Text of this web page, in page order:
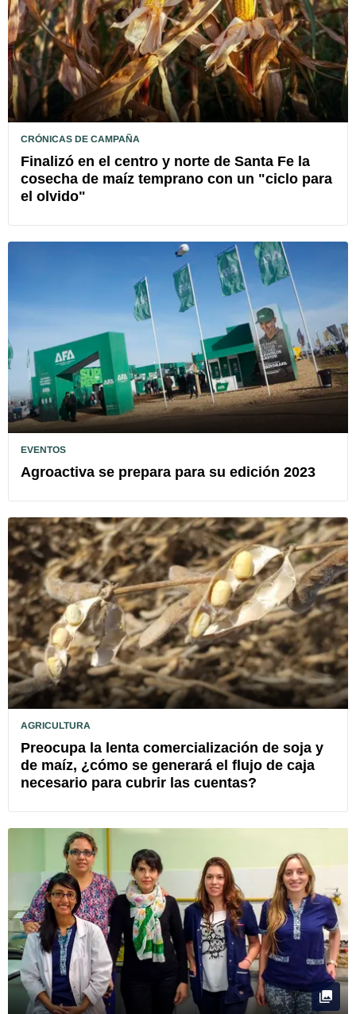
CRÓNICAS DE CAMPAÑA
Finalizó en el centro y norte de Santa Fe la
cosecha de maíz temprano con un "ciclo para
el olvido"
EVENTOS
Agroactiva se prepara para su edición 2023
AGRICULTURA
Preocupa la lenta comercialización de soja y
de maíz, ¿cómo se generará el flujo de caja
necesario para cubrir las cuentas?